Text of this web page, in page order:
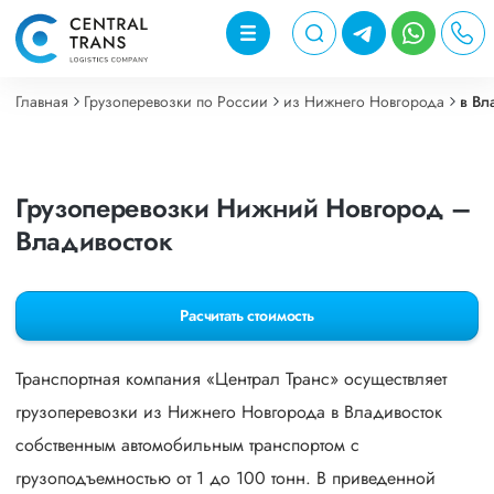
Главная Грузоперевозки по России из Нижнего Новгорода в
Грузоперевозки Нижний Новгород –
Владивосток
Расчитать стоимость
Транспортная компания «Централ Транс» осуществляет
грузоперевозки из Нижнего Новгорода в Владивосток
собственным автомобильным транспортом с
грузоподъемностью от 1 до 100 тонн. В приведенной